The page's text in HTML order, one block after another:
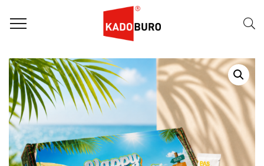
Home
Zomerpakketten
RELATIEGESCHENK ZOMERPAKKET: SUN TRAVEL